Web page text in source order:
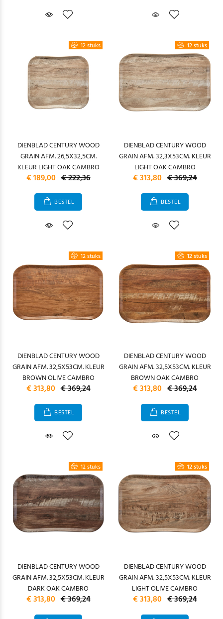
12 stuks
DIENBLAD CENTURY WOOD
GRAIN AFM. 26,5X32,5CM.
KLEUR LIGHT OAK CAMBRO
€ 189,00 € 222,36
BESTEL
12 stuks
DIENBLAD CENTURY WOOD
GRAIN AFM. 32,3X53CM. KLEUR
LIGHT OAK CAMBRO
€ 313,80 € 369,24
BESTEL
12 stuks
DIENBLAD CENTURY WOOD
GRAIN AFM. 32,5X53CM. KLEUR
BROWN OLIVE CAMBRO
€ 313,80 € 369,24
BESTEL
12 stuks
DIENBLAD CENTURY WOOD
GRAIN AFM. 32,5X53CM. KLEUR
BROWN OAK CAMBRO
€ 313,80 € 369,24
BESTEL
12 stuks
DIENBLAD CENTURY WOOD
GRAIN AFM. 32,5X53CM. KLEUR
DARK OAK CAMBRO
€ 313,80 € 369,24
12 stuks
DIENBLAD CENTURY WOOD
GRAIN AFM. 32,5X53CM. KLEUR
LIGHT OLIVE CAMBRO
€ 313,80 € 369,24